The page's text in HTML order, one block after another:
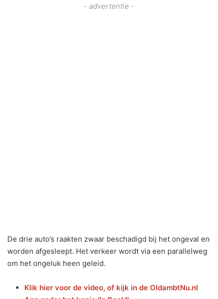
- advertentie -
De drie auto’s raakten zwaar beschadigd bij het ongeval en
worden afgesleept. Het verkeer wordt via een parallelweg
om het ongeluk heen geleid.
Klik hier voor de video, of kijk in de OldambtNu.nl